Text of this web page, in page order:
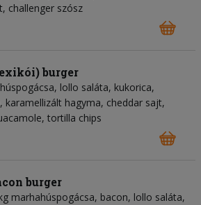
challenger szósz
burger
lollo saláta, kukorica,
karamellizált hagyma, cheddar sajt,
tortilla chips
burger
marhahúspogácsa, bacon, lollo saláta,